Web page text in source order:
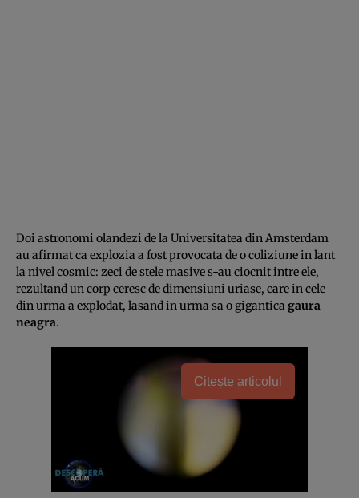
Doi astronomi olandezi de la Universitatea din Amsterdam
au afirmat ca explozia a fost provocata de o coliziune in lant
la nivel cosmic: zeci de stele masive s-au ciocnit intre ele,
rezultand un corp ceresc de dimensiuni uriase, care in cele
din urma a explodat, lasand in urma sa o gigantica gaura
neagra.
Citește articolul